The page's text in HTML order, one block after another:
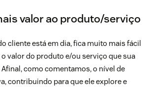
valor ao produto/serviço
cliente está em dia, fica muito mais fácil
o valor do produto e/ou serviço que sua
como comentamos, o nível de
contribuindo para que ele explore e